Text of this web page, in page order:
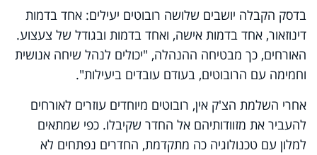
בדסק הקבלה יושבים שלושה רובוטים יעילים: אחד בדמות
דינוזאור, אחד בדמות אישה, ואחד בדמות ובגודל של צעצוע.
האורחים, כך מבטיחה ההנהלה, "יכולים לנהל שיחה אנושית
וחמימה עם הרובוטים, בעודם עובדים ביעילות".
אחרי השלמת הצ'ק אין, רובוטים מיוחדים עוזרים לאורחים
להעביר את מזוודותיהם אל החדר שקיבלו. כפי שמתאים
למלון עם טכנולוגיה כה מתקדמת, החדרים נפתחים לא